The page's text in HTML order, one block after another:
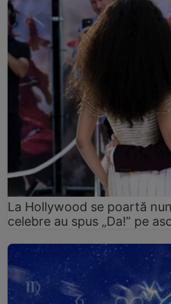
La Hollywood se poartă
celebre au spus „Da!” pe